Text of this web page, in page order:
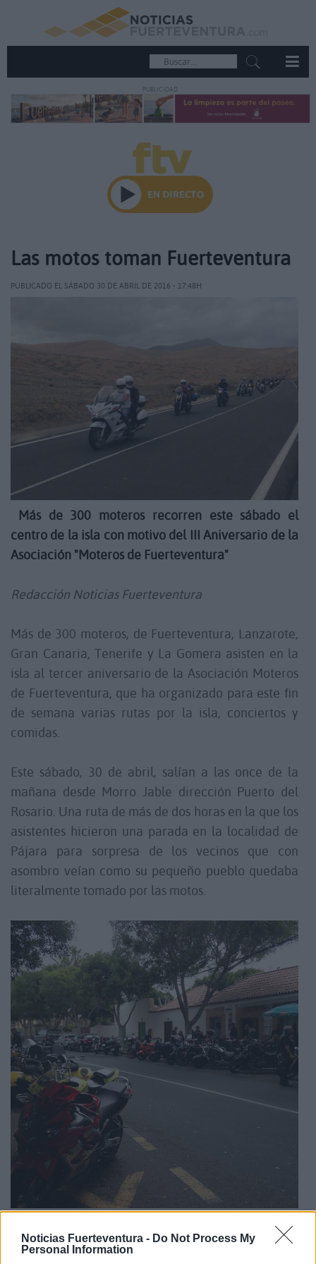
Noticias Fuerteventura - Do Not Process My
Personal Information
PUBLICIDAD
Las motos toman Fuerteventura
PUBLICADO EL SÁBADO 30 DE ABRIL DE 2016 - 17:48H
Más de 300 moteros recorren este sábado el
centro de la isla con motivo del III Aniversario de la
Asociación "Moteros de Fuerteventura"
Redacción Noticias Fuerteventura
Más de 300 moteros, de Fuerteventura, Lanzarote,
Gran Canaria, Tenerife y La Gomera asisten en la
isla al tercer aniversario de la Asociación Moteros
de Fuerteventura, que ha organizado para este fin
de semana varias rutas por la isla, conciertos y
comidas.
Este sábado, 30 de abril, salían a las once de la
mañana desde Morro Jable dirección Puerto del
Rosario. Una ruta de más de dos horas en la que los
asistentes hicieron una parada en la localidad de
Pájara para sorpresa de los vecinos que con
asombro veían como su pequeño pueblo quedaba
literalmente tomado por las motos.
Una hora de descanso donde los asistentes a este